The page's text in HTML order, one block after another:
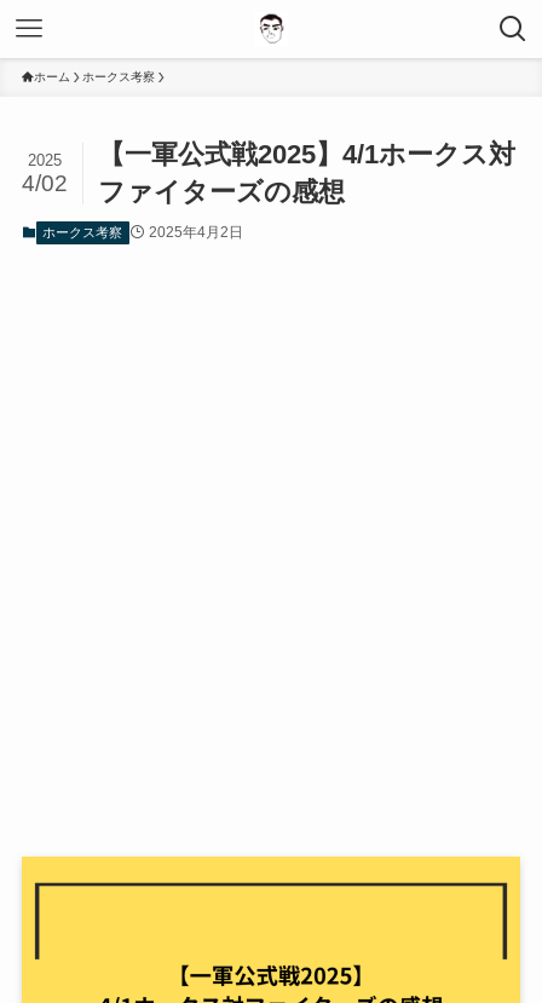
ホーム ホークス考察
【一軍公式戦2025】4/1ホークス対
ファイターズの感想
2025
4/02
ホークス考察 2025年4月2日